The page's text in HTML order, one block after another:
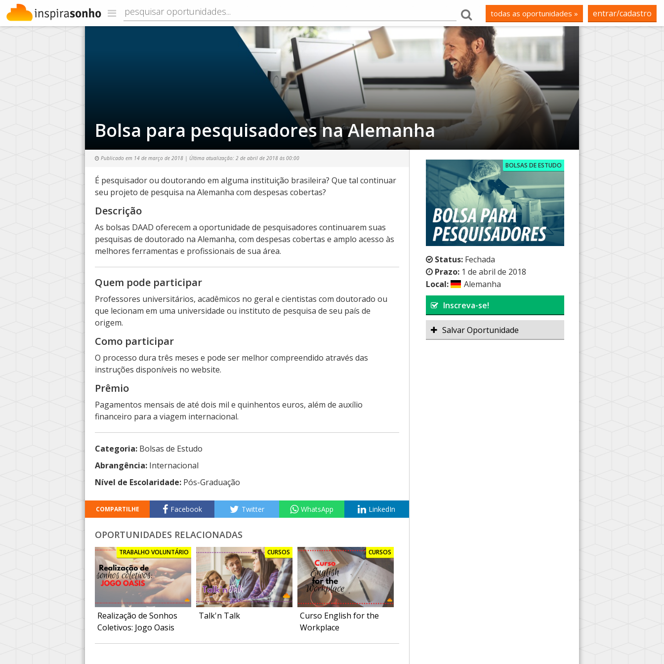
todas as oportunidades » entrar/cadastro
Bolsa para pesquisadores na Alemanha
BOLSAS DE ESTUDO
Status:Fechada
Prazo: 1 de abril de 2018
Local:
Alemanha
Inscreva-se!
Salvar Oportunidade
Publicado em 14 de março de 2018 | Última atualização: 2 de abril de 2018 às 00:00
É pesquisador ou doutorando em alguma instituição brasileira? Que tal continuar
seu projeto de pesquisa na Alemanha com despesas cobertas?
Descrição
As bolsas DAAD oferecem a oportunidade de pesquisadores continuarem suas
pesquisas de doutorado na Alemanha, com despesas cobertas e amplo acesso às
melhores ferramentas e profissionais de sua área.
Quem pode participar
Professores universitários, acadêmicos no geral e cientistas com doutorado ou
que lecionam em uma universidade ou instituto de pesquisa de seu país de
origem.
Como participar
O processo dura três meses e pode ser melhor compreendido através das
instruções disponíveis no website.
Prêmio
Pagamentos mensais de até dois mil e quinhentos euros, além de auxílio
financeiro para a viagem internacional.
Categoria: Bolsas de Estudo
Abrangência: Internacional
Nível de Escolaridade: Pós-Graduação
COMPARTILHE Facebook Twitter WhatsApp LinkedIn
OPORTUNIDADES RELACIONADAS
TRABALHO VOLUNTÁRIO
Realização de Sonhos
Coletivos: Jogo Oasis
CURSOS
Talk'n Talk
CURSOS
Curso English for the
Workplace